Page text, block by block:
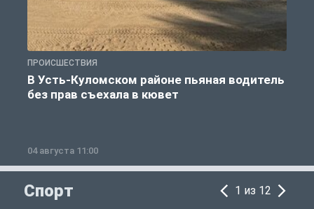
ПРОИСШЕСТВИЯ
В Усть-Куломском районе пьяная водитель
без прав съехала в кювет
04 августа 11:00
Спорт 1 из 12